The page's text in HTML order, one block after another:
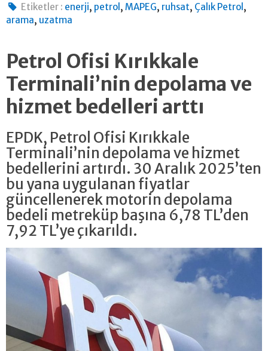
Etiketler : enerji, petrol ,MAPEG, ruhsat, Çalık Petrol ,
arama, uzatma
Petrol Ofisi Kırıkkale
Terminali’nin depolama ve
hizmet bedelleri arttı
EPDK, Petrol Ofisi Kırıkkale
Terminali’nin depolama ve hizmet
bedellerini artırdı. 30 Aralık 2025’ten
bu yana uygulanan fiyatlar
güncellenerek motorin depolama
bedeli metreküp başına 6,78 TL’den
7,92 TL’ye çıkarıldı.